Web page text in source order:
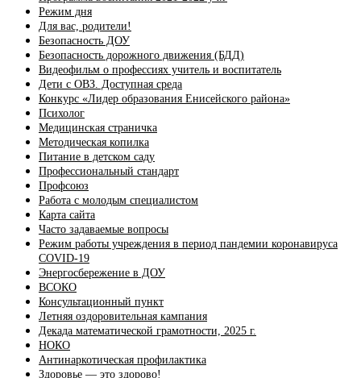
Режим дня
Для вас, родители!
Безопасность ДОУ
Безопасность дорожного движения (БДД)
Видеофильм о профессиях учитель и воспитатель
Дети с ОВЗ. Доступная среда
Конкурс «Лидер образования Енисейского района»
Психолог
Медицинская страничка
Методическая копилка
Питание в детском саду
Профессиональный стандарт
Профсоюз
Работа с молодым специалистом
Карта сайта
Часто задаваемые вопросы
Режим работы учреждения в период пандемии коронавируса
COVID-19
Энергосбережение в ДОУ
ВСОКО
Консультационный пункт
Летняя оздоровительная кампания
Декада математической грамотности, 2025 г.
НОКО
Антинаркотическая профилактика
Здоровье — это здорово!